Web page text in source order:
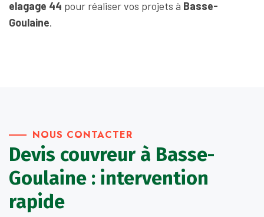
elagage 44 pour réaliser vos projets à Basse-
Goulaine.
NOUS CONTACTER
Devis couvreur à Basse-
Goulaine : intervention
rapide